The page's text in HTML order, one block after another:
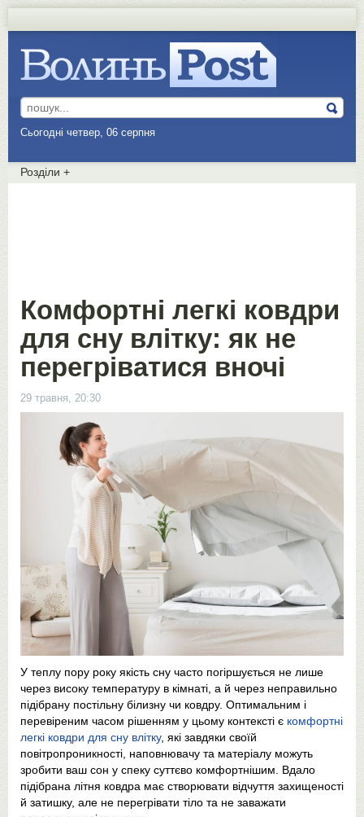
Сьогодні четвер, 06 серпня
Розділи +
Комфортні легкі ковдри
для сну влітку: як не
перегріватися вночі
29 травня, 20:30
У теплу пору року якість сну часто погіршується не лише
через високу температуру в кімнаті, а й через неправильно
підібрану постільну білизну чи ковдру. Оптимальним і
перевіреним часом рішенням у цьому контексті є комфортні
легкі ковдри для сну влітку, які завдяки своїй
повітропроникності, наповнювачу та матеріалу можуть
зробити ваш сон у спеку суттєво комфортнішим. Вдало
підібрана літня ковдра має створювати відчуття захищеності
й затишку, але не перегрівати тіло та не заважати